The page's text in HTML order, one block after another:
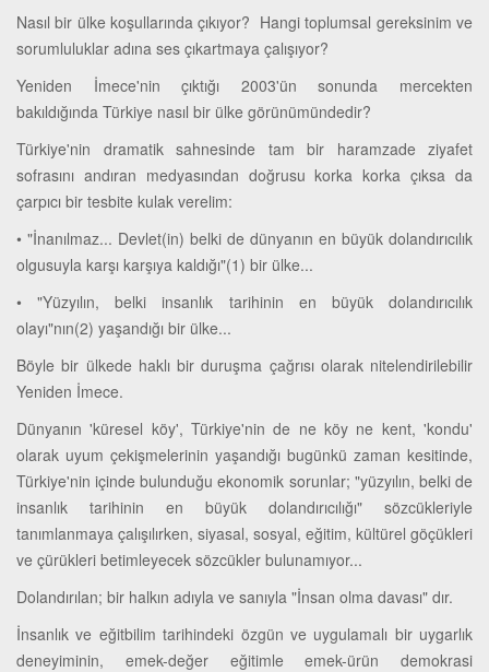
Nasıl bir ülke koşullarında çıkıyor? Hangi toplumsal gereksinim ve
sorumluluklar adına ses çıkartmaya çalışıyor?
Yeniden İmece'nin çıktığı 2003'ün sonunda mercekten
bakıldığında Türkiye nasıl bir ülke görünümündedir?
Türkiye'nin dramatik sahnesinde tam bir haramzade ziyafet
sofrasını andıran medyasından doğrusu korka korka çıksa da
çarpıcı bir tesbite kulak verelim:
• "İnanılmaz... Devlet(in) belki de dünyanın en büyük dolandırıcılık
olgusuyla karşı karşıya kaldığı"(1) bir ülke...
• "Yüzyılın, belki insanlık tarihinin en büyük dolandırıcılık
olayı"nın(2) yaşandığı bir ülke...
Böyle bir ülkede haklı bir duruşma çağrısı olarak nitelendirilebilir
Yeniden İmece.
Dünyanın 'küresel köy', Türkiye'nin de ne köy ne kent, 'kondu'
olarak uyum çekişmelerinin yaşandığı bugünkü zaman kesitinde,
Türkiye'nin içinde bulunduğu ekonomik sorunlar; "yüzyılın, belki de
insanlık tarihinin en büyük dolandırıcılığı" sözcükleriyle
tanımlanmaya çalışılırken, siyasal, sosyal, eğitim, kültürel göçükleri
ve çürükleri betimleyecek sözcükler bulunamıyor...
Dolandırılan; bir halkın adıyla ve sanıyla "İnsan olma davası" dır.
İnsanlık ve eğitbilim tarihindeki özgün ve uygulamalı bir uygarlık
deneyiminin, emek-değer eğitimle emek-ürün demokrasi